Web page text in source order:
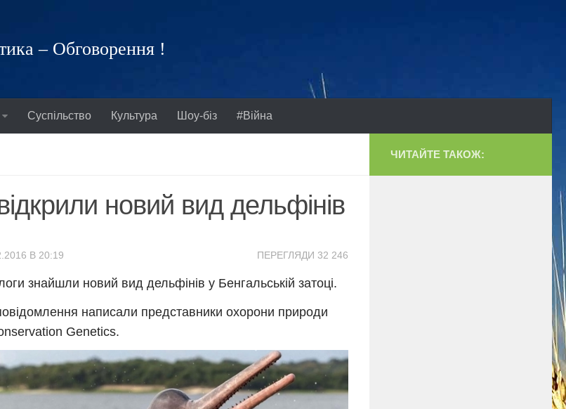
– Обговорення !
Суспільство Культура Шоу-біз #Війна
новий вид дельфінів
ПЕРЕГЛЯДИ 32 246
В 20:19
знайшли новий вид дельфінів у Бенгальській затоці.
написали представники охорони природи
Genetics.
ЧИТАЙТЕ ТАКОЖ: